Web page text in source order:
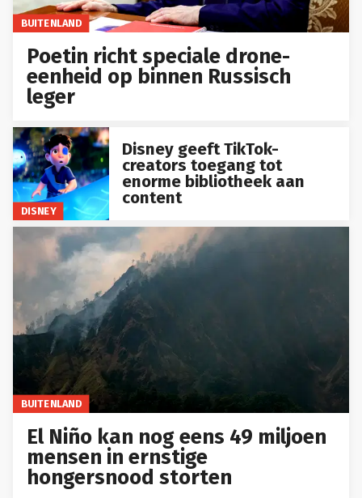
BUITENLAND
Poetin richt speciale drone-
eenheid op binnen Russisch
leger
DISNEY
Disney geeft TikTok-
creators toegang tot
enorme bibliotheek aan
content
BUITENLAND
El Niño kan nog eens 49 miljoen
mensen in ernstige
hongersnood storten